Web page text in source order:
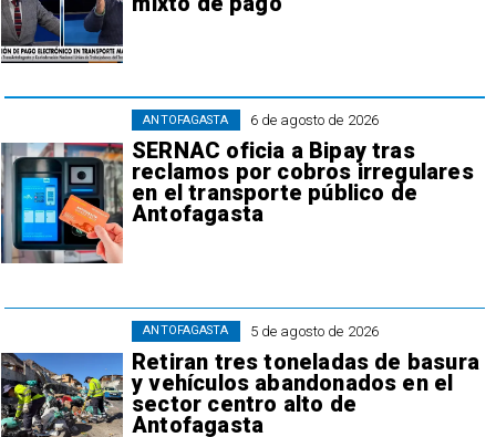
6 de agosto de 2026
SERNAC oficia a Bipay tras
reclamos por cobros irregulares
en el transporte público de
Antofagasta
ANTOFAGASTA
5 de agosto de 2026
Retiran tres toneladas de basura
y vehículos abandonados en el
sector centro alto de
Antofagasta
ANTOFAGASTA